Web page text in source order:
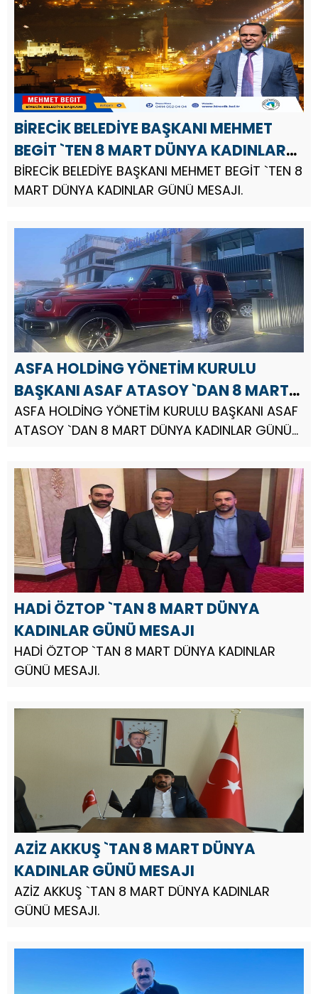
Başkanı Turgut Başdaş, mesajında...
BİRECİK BELEDİYE BAŞKANI MEHMET
BEGİT `TEN 8 MART DÜNYA KADINLAR
GÜNÜ MESAJI
BİRECİK BELEDİYE BAŞKANI MEHMET BEGİT `TEN 8
MART DÜNYA KADINLAR GÜNÜ MESAJI.
ASFA HOLDİNG YÖNETİM KURULU
BAŞKANI ASAF ATASOY `DAN 8 MART
DÜNYA KADINLAR GÜNÜ MESAJI
ASFA HOLDİNG YÖNETİM KURULU BAŞKANI ASAF
ATASOY `DAN 8 MART DÜNYA KADINLAR GÜNÜ
HADİ ÖZTOP `TAN 8 MART DÜNYA
KADINLAR GÜNÜ MESAJI
HADİ ÖZTOP `TAN 8 MART DÜNYA KADINLAR
GÜNÜ MESAJI.
AZİZ AKKUŞ `TAN 8 MART DÜNYA
KADINLAR GÜNÜ MESAJI
AZİZ AKKUŞ `TAN 8 MART DÜNYA KADINLAR
GÜNÜ MESAJI.